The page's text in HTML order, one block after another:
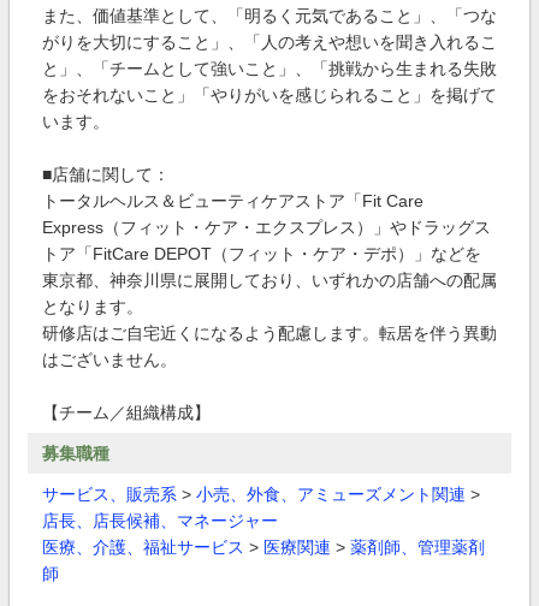
また、価値基準として、「明るく元気であること」、「つな
がりを大切にすること」、「人の考えや想いを聞き入れるこ
と」、「チームとして強いこと」、「挑戦から生まれる失敗
をおそれないこと」「やりがいを感じられること」を掲げて
います。
■店舗に関して：
トータルヘルス＆ビューティケアストア「Fit Care
Express（フィット・ケア・エクスプレス）」やドラッグス
トア「FitCare DEPOT（フィット・ケア・デポ）」などを
東京都、神奈川県に展開しており、いずれかの店舗への配属
となります。
研修店はご自宅近くになるよう配慮します。転居を伴う異動
はございません。
【チーム／組織構成】
募集職種
サービス、販売系 > 小売、外食、アミューズメント関連 >
店長、店長候補、マネージャー
医療、介護、福祉サービス > 医療関連 > 薬剤師、管理薬剤
師